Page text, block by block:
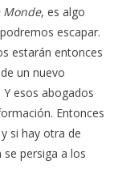
Monde, es algo
escapar.
estarán entonces
un nuevo
esos abogados
Entonces
si hay otra de
persiga a los